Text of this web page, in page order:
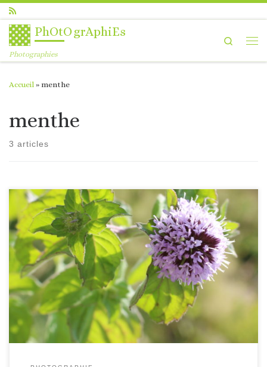
Passer au contenu
PhOtOgrAphiEs
Photographies
Search
Accueil » menthe
menthe
3 articles